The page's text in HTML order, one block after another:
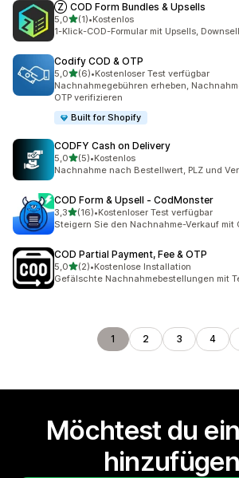
Ⓩ COD Form Bundles & Upsells
5,0von 5 Sternen
(1)
1 Rezensionen insgesamt
•Kostenlos
1-Klick-COD-Formular mit Upsells,
Codify COD & OTP
5,0von 5 Sternen
(6)
6 Rezensionen insgesamt
•Kostenloser Test verfügbar
Nachnahmegebühren erheben,
OTP verifizieren
Built for Shopify
CODFY Cash on Delivery
5,0von 5 Sternen
(5)
5 Rezensionen insgesamt
•Kostenlos
Nachnahme nach Bestellwert, PLZ und
COD Form & Upsell ‑ CodMonster
3,3von 5 Sternen
(16)
16 Rezensionen insgesamt
•Kostenloser Test verfügbar
Steigern Sie den Nachnahme-Verkauf mit
COD Partial Payment, Fee & OTP
5,0von 5 Sternen
(2)
2 Rezensionen insgesamt
•Kostenlose Installation
Gefälschte Nachnahmebestellungen mit
1 2 3 4
Möchtest du